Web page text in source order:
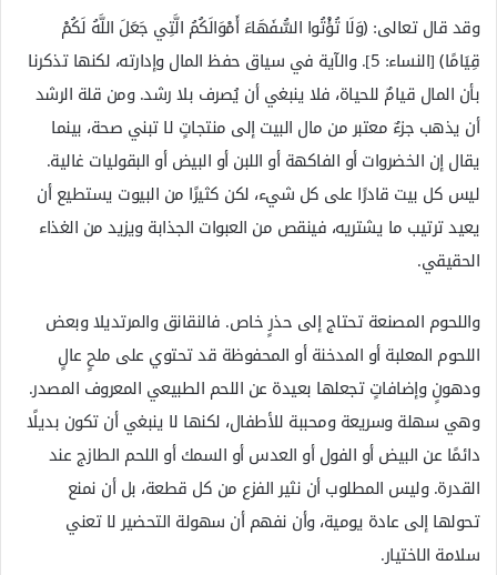
وقد قال تعالى: ﴿وَلَا تُؤْتُوا السُّفَهَاءَ أَمْوَالَكُمُ الَّتِي جَعَلَ اللَّهُ لَكُمْ
قِيَامًا﴾ [النساء: 5]. والآية في سياق حفظ المال وإدارته، لكنها تذكرنا
بأن المال قيامٌ للحياة، فلا ينبغي أن يُصرف بلا رشد. ومن قلة الرشد
أن يذهب جزءٌ معتبر من مال البيت إلى منتجاتٍ لا تبني صحة، بينما
يقال إن الخضروات أو الفاكهة أو اللبن أو البيض أو البقوليات غالية.
ليس كل بيت قادرًا على كل شيء، لكن كثيرًا من البيوت يستطيع أن
يعيد ترتيب ما يشتريه، فينقص من العبوات الجذابة ويزيد من الغذاء
الحقيقي.
واللحوم المصنعة تحتاج إلى حذرٍ خاص. فالنقانق والمرتديلا وبعض
اللحوم المعلبة أو المدخنة أو المحفوظة قد تحتوي على ملحٍ عالٍ
ودهونٍ وإضافاتٍ تجعلها بعيدة عن اللحم الطبيعي المعروف المصدر.
وهي سهلة وسريعة ومحببة للأطفال، لكنها لا ينبغي أن تكون بديلًا
دائمًا عن البيض أو الفول أو العدس أو السمك أو اللحم الطازج عند
القدرة. وليس المطلوب أن نثير الفزع من كل قطعة، بل أن نمنع
تحولها إلى عادة يومية، وأن نفهم أن سهولة التحضير لا تعني
سلامة الاختيار.